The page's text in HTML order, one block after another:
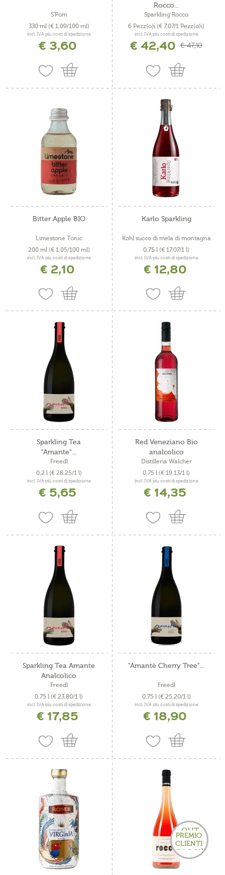
S'Pom
330 ml (€ 1,09/100 ml)
incl. IVA più costi di spedizione
€ 3,60
Rocco...
Sparkling Rocco
6 Pezz(o)i (€ 7,07/1 Pezz(o)i)
incl. IVA più costi di spedizione
€ 42,40 € 47,10
Bitter Apple BIO
Limestone Tonic
200 ml (€ 1,05/100 ml)
incl. IVA più costi di spedizione
€ 2,10
Karlo Sparkling
Kohl succo di mela di montagna
0,75 l (€ 17,07/1 l)
incl. IVA più costi di spedizione
€ 12,80
Sparkling Tea
"Amante"...
Freedl
0,2 l (€ 28,25/1 l)
incl. IVA più costi di spedizione
€ 5,65
Red Veneziano Bio
analcolico
Distilleria Walcher
0,75 l (€ 19,13/1 l)
incl. IVA più costi di spedizione
€ 14,35
Sparkling Tea Amante
Analcolico
Freedl
0,75 l (€ 23,80/1 l)
incl. IVA più costi di spedizione
€ 17,85
"Amantè Cherry Tree"...
Freedl
0,75 l (€ 25,20/1 l)
incl. IVA più costi di spedizione
€ 18,90
OUT
OF
STOCK
PREMIO
CLIENTI